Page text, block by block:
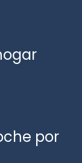
por